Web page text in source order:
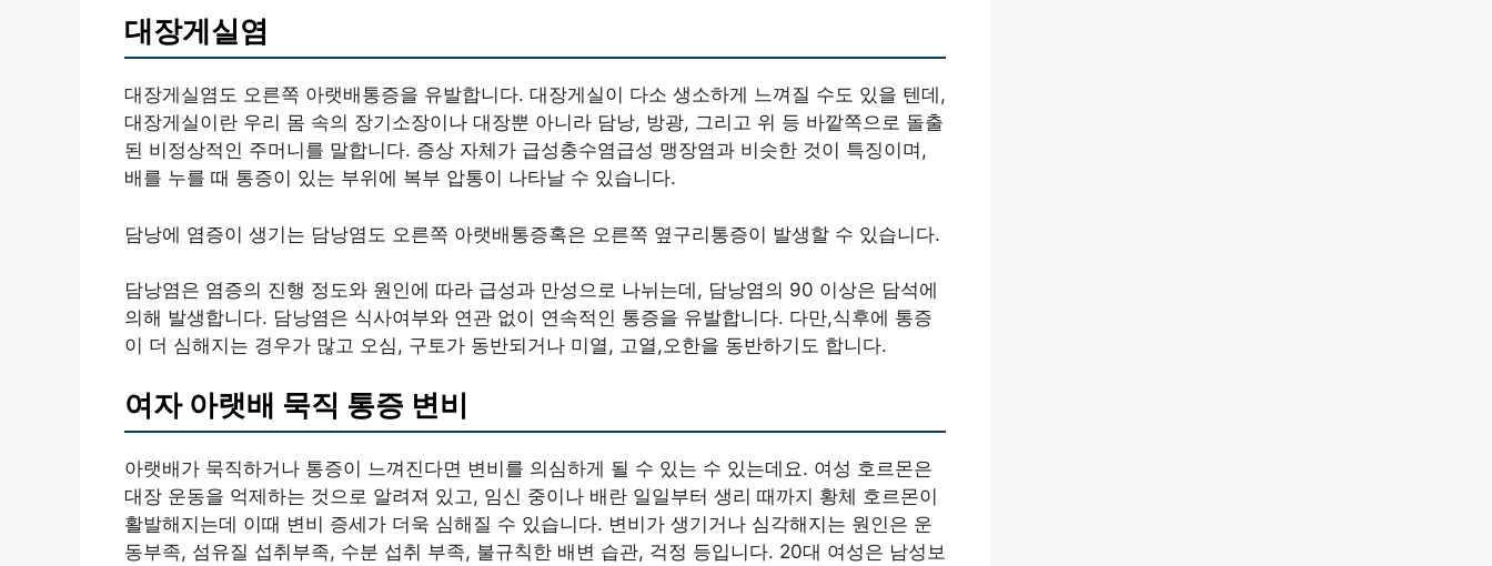
대장게실염
대장게실염도 오른쪽 아랫배통증을 유발합니다. 대장게실이 다소 생소하게 느껴질 수도 있을 텐데,
대장게실이란 우리 몸 속의 장기소장이나 대장뿐 아니라 담낭, 방광, 그리고 위 등 바깥쪽으로 돌출
된 비정상적인 주머니를 말합니다. 증상 자체가 급성충수염급성 맹장염과 비슷한 것이 특징이며,
배를 누를 때 통증이 있는 부위에 복부 압통이 나타날 수 있습니다.
담낭에 염증이 생기는 담낭염도 오른쪽 아랫배통증혹은 오른쪽 옆구리통증이 발생할 수 있습니다.
담낭염은 염증의 진행 정도와 원인에 따라 급성과 만성으로 나뉘는데, 담낭염의 90 이상은 담석에
의해 발생합니다. 담낭염은 식사여부와 연관 없이 연속적인 통증을 유발합니다. 다만,식후에 통증
이 더 심해지는 경우가 많고 오심, 구토가 동반되거나 미열, 고열,오한을 동반하기도 합니다.
여자 아랫배 묵직 통증 변비
아랫배가 묵직하거나 통증이 느껴진다면 변비를 의심하게 될 수 있는 수 있는데요. 여성 호르몬은
대장 운동을 억제하는 것으로 알려져 있고, 임신 중이나 배란 일일부터 생리 때까지 황체 호르몬이
활발해지는데 이때 변비 증세가 더욱 심해질 수 있습니다. 변비가 생기거나 심각해지는 원인은 운
동부족, 섬유질 섭취부족, 수분 섭취 부족, 불규칙한 배변 습관, 걱정 등입니다. 20대 여성은 남성보